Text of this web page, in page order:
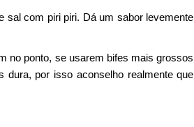
sal com piri piri. Dá um sabor levemente
no ponto, se usarem bifes mais grossos
por isso aconselho realmente que